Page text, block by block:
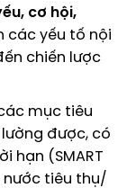
cơ hội,
các yếu tố nội
chiến lược
mục tiêu
được, có
hạn (SMART
nước tiêu thụ/